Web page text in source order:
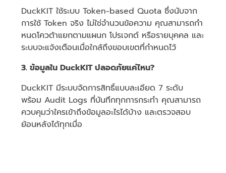
DuckKIT ใช้ระบบ Token-based Quota ซึ่งนับจาก
การใช้ Token จริง ไม่ใช่จำนวนข้อความ คุณสามารถกำ
หนดโควต้าแยกตามแผนก โปรเจกต์ หรือรายบุคคล และ
ระบบจะแจ้งเตือนเมื่อใกล้ถึงขอบเขตที่กำหนดไว้
3. ข้อมูลใน DuckKIT ปลอดภัยแค่ไหน?
DuckKIT มีระบบจัดการสิทธิ์แบบละเอียด 7 ระดับ
พร้อม Audit Logs ที่บันทึกทุกการกระทำ คุณสามารถ
ควบคุมว่าใครเข้าถึงข้อมูลอะไรได้บ้าง และตรวจสอบ
ย้อนหลังได้ทุกเมื่อ